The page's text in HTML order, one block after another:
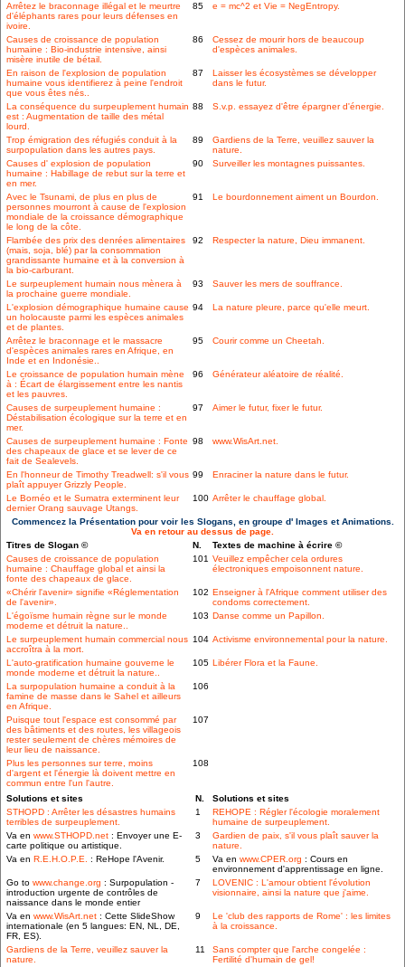
Arrêtez le braconnage illégal et le meurtre
d'éléphants rares pour leurs défenses en
ivoire.
85 e = mc^2 et Vie = NegEntropy.
Causes de croissance de population
humaine : Bio-industrie intensive, ainsi
misère inutile de bétail.
86
Cessez de mourir hors de beaucoup
d'espèces animales.
En raison de l'explosion de population
humaine vous identifierez à peine l'endroit
que vous êtes nés..
87
Laisser les écosystèmes se développer
dans le futur.
La conséquence du surpeuplement humain
est : Augmentation de taille des métal
lourd.
88 S.v.p. essayez d'être épargner d'énergie.
Trop émigration des réfugiés conduit à la
surpopulation dans les autres pays.
89
Gardiens de la Terre, veuillez sauver la
nature.
Causes d' explosion de population
humaine : Habillage de rebut sur la terre et
en mer.
90 Surveiller les montagnes puissantes.
Avec le Tsunami, de plus en plus de
personnes mourront à cause de l'explosion
mondiale de la croissance démographique
le long de la côte.
91 Le bourdonnement aiment un Bourdon.
Flambée des prix des denrées alimentaires
(mais, soja, blé) par la consommation
grandissante humaine et à la conversion à
la bio-carburant.
92 Respecter la nature, Dieu immanent.
Le surpeuplement humain nous mènera à
la prochaine guerre mondiale.
93 Sauver les mers de souffrance.
L'explosion démographique humaine cause
un holocauste parmi les espèces animales
et de plantes.
94 La nature pleure, parce qu'elle meurt.
Arrêtez le braconnage et le massacre
d'espèces animales rares en Afrique, en
Inde et en Indonésie..
95 Courir comme un Cheetah.
Le croissance de population humain mène
à : Écart de élargissement entre les nantis
et les pauvres.
96 Générateur aléatoire de réalité.
Causes de surpeuplement humaine :
Déstabilisation écologique sur la terre et en
mer.
97 Aimer le futur, fixer le futur.
Causes de surpeuplement humaine : Fonte
des chapeaux de glace et se lever de ce
fait de Sealevels.
98 www.WisArt.net.
En l'honneur de Timothy Treadwell: s'il vous
plaît appuyer Grizzly People.
99 Enraciner la nature dans le futur.
Le Bornéo et le Sumatra exterminent leur
dernier Orang sauvage Utangs.
100 Arrêter le chauffage global.
Commencez la Présentation pour voir les Slogans, en groupe d' Images et Animations.
Va en retour au dessus de page.
Titres de Slogan ©
N.
Textes de machine à écrire ©
Causes de croissance de population
humaine : Chauffage global et ainsi la
fonte des chapeaux de glace.
101 Veuillez empêcher cela ordures
électroniques empoisonnent nature.
«Chérir l'avenir» signifie «Réglementation
de l'avenir».
102 Enseigner à l'Afrique comment utiliser des
condoms correctement.
L'égoïsme humain règne sur le monde
moderne et détruit la nature..
103 Danse comme un Papillon.
Le surpeuplement humain commercial nous
accroîtra à la mort.
104 Activisme environnemental pour la nature.
L'auto-gratification humaine gouverne le
monde moderne et détruit la nature..
105 Libérer Flora et la Faune.
La surpopulation humaine a conduit à la
famine de masse dans le Sahel et ailleurs
en Afrique.
106
Puisque tout l'espace est consommé par
des bâtiments et des routes, les villageois
rester seulement de chères mémoires de
leur lieu de naissance.
107
Plus les personnes sur terre, moins
d'argent et l'énergie là doivent mettre en
commun entre l'un l'autre.
108
Solutions et sites N.
Solutions et sites
STHOPD : Arrêter les désastres humains
terribles de surpeuplement.
1
REHOPE : Régler l'écologie moralement
humaine de surpeuplement.
Va en www.STHOPD.net : Envoyer une E-
carte politique ou artistique.
3
Gardien de paix, s'il vous plaît sauver la
nature.
Va en R.E.H.O.P.E. : ReHope l'Avenir. 5 Va en www.CPER.org : Cours en
environnement d'apprentissage en ligne.
Go to www.change.org : Surpopulation -
introduction urgente de contrôles de
naissance dans le monde entier
7
LOVENIC : L'amour obtient l'évolution
visionnaire, ainsi la nature que j'aime.
Va en www.WisArt.net : Cette SlideShow
internationale (en 5 langues: EN, NL, DE,
FR, ES).
9
Le 'club des rapports de Rome' : les limites
à la croissance.
Gardiens de la Terre, veuillez sauver la
nature.
11
Sans compter que l'arche congelée :
Fertilité d'humain de gel!